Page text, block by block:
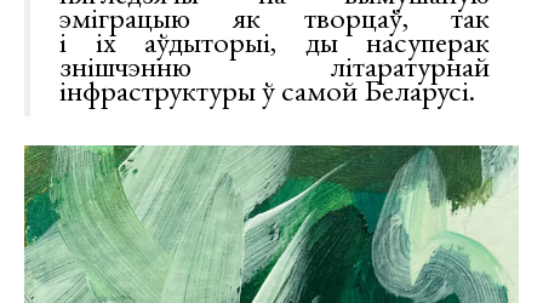
эміграцыю як творцаў, так
і іх аўдыторыі, ды насуперак
знішчэнню літаратурнай
інфраструктуры ў самой Беларусі.